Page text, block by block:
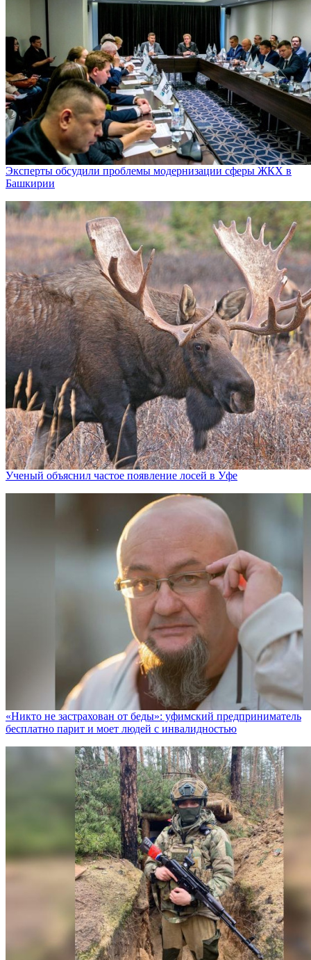
Эксперты обсудили проблемы модернизации сферы ЖКХ в
Башкирии
Ученый объяснил частое появление лосей в Уфе
«Никто не заcтрахован от беды»: уфимский предприниматель
бесплатно парит и моет людей с инвалидностью